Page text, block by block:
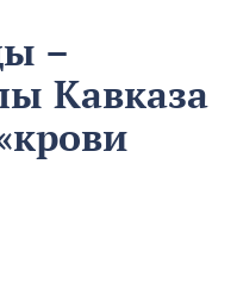
–
Кавказа